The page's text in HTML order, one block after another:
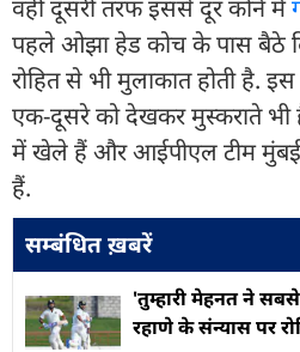
वहीं दूसरी तरफ इससे दूर कोने में
पहले ओझा हेड कोच के पास बैठे
रोहित से भी मुलाकात होती है.
एक-दूसरे को देखकर मुस्कराते भी
में खेले हैं और आईपीएल टीम मुंबई
हैं.
सम्बंधित ख़बरें
'तुम्हारी मेहनत ने
रहाणे के संन्यास पर